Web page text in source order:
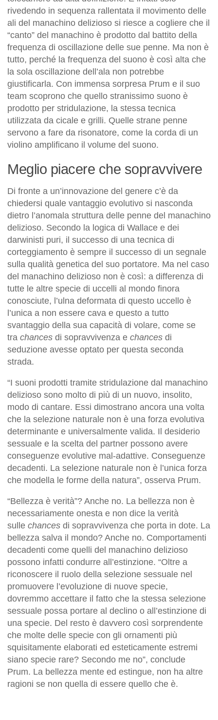
rivedendo in sequenza rallentata il movimento delle
ali del manachino delizioso si riesce a cogliere che il
“canto” del manachino è prodotto dal battito della
frequenza di oscillazione delle sue penne. Ma non è
tutto, perché la frequenza del suono è così alta che
la sola oscillazione dell’ala non potrebbe
giustificarla. Con immensa sorpresa Prum e il suo
team scoprono che quello stranissimo suono è
prodotto per stridulazione, la stessa tecnica
utilizzata da cicale e grilli. Quelle strane penne
servono a fare da risonatore, come la corda di un
violino amplificano il volume del suono.
Meglio piacere che sopravvivere
Di fronte a un’innovazione del genere c’è da
chiedersi quale vantaggio evolutivo si nasconda
dietro l’anomala struttura delle penne del manachino
delizioso. Secondo la logica di Wallace e dei
darwinisti puri, il successo di una tecnica di
corteggiamento è sempre il successo di un segnale
sulla qualità genetica del suo portatore. Ma nel caso
del manachino delizioso non è così: a differenza di
tutte le altre specie di uccelli al mondo finora
conosciute, l’ulna deformata di questo uccello è
l’unica a non essere cava e questo a tutto
svantaggio della sua capacità di volare, come se
tra chances di sopravvivenza e chances di
seduzione avesse optato per questa seconda
strada.
“I suoni prodotti tramite stridulazione dal manachino
delizioso sono molto di più di un nuovo, insolito,
modo di cantare. Essi dimostrano ancora una volta
che la selezione naturale non è una forza evolutiva
determinante e universalmente valida. Il desiderio
sessuale e la scelta del partner possono avere
conseguenze evolutive mal-adattive. Conseguenze
decadenti. La selezione naturale non è l’unica forza
che modella le forme della natura”, osserva Prum.
“Bellezza è verità”? Anche no. La bellezza non è
necessariamente onesta e non dice la verità
sulle chances di sopravvivenza che porta in dote. La
bellezza salva il mondo? Anche no. Comportamenti
decadenti come quelli del manachino delizioso
possono infatti condurre all’estinzione. “Oltre a
riconoscere il ruolo della selezione sessuale nel
promuovere l’evoluzione di nuove specie,
dovremmo accettare il fatto che la stessa selezione
sessuale possa portare al declino o all’estinzione di
una specie. Del resto è davvero così sorprendente
che molte delle specie con gli ornamenti più
squisitamente elaborati ed esteticamente estremi
siano specie rare? Secondo me no”, conclude
Prum. La bellezza mente ed estingue, non ha altre
ragioni se non quella di essere quello che è.